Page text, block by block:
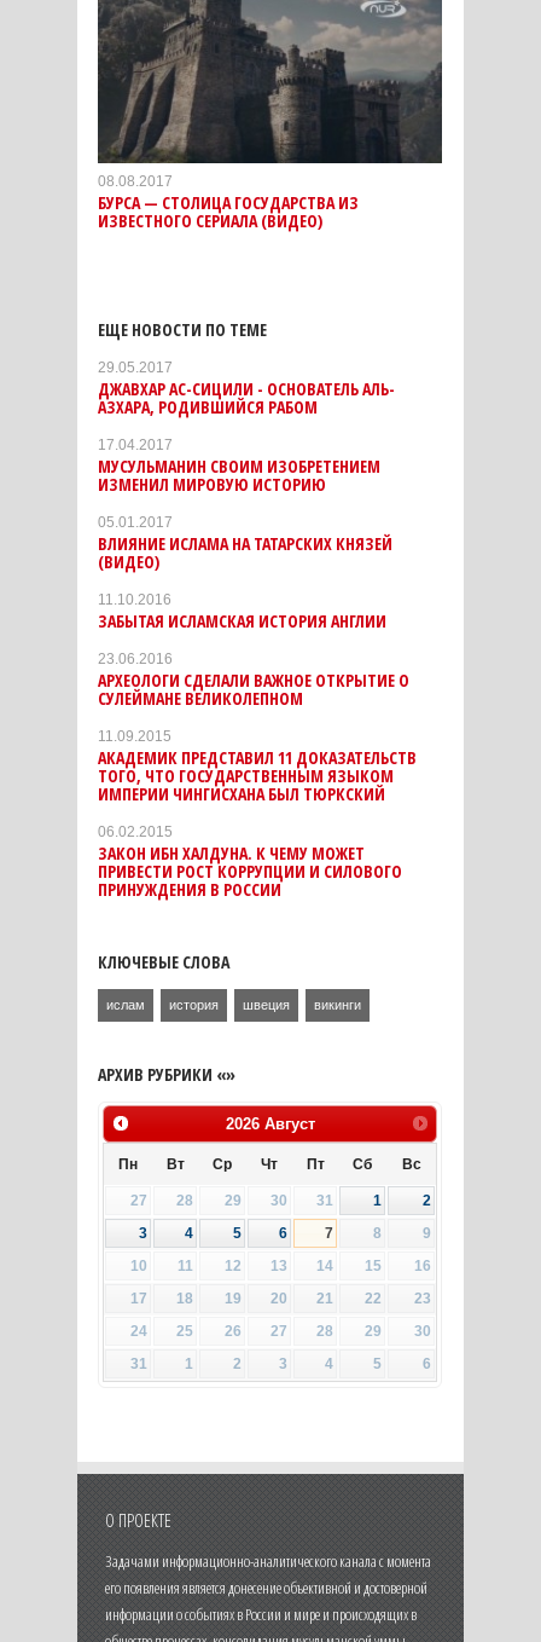
08.08.2017
БУРСА — СТОЛИЦА ГОСУДАРСТВА ИЗ
ИЗВЕСТНОГО СЕРИАЛА (ВИДЕО)
ЕЩЕ НОВОСТИ ПО ТЕМЕ
29.05.2017
ДЖАВХАР АС-СИЦИЛИ - ОСНОВАТЕЛЬ АЛЬ-
АЗХАРА, РОДИВШИЙСЯ РАБОМ
17.04.2017
МУСУЛЬМАНИН СВОИМ ИЗОБРЕТЕНИЕМ
ИЗМЕНИЛ МИРОВУЮ ИСТОРИЮ
05.01.2017
ВЛИЯНИЕ ИСЛАМА НА ТАТАРСКИХ КНЯЗЕЙ
(ВИДЕО)
11.10.2016
ЗАБЫТАЯ ИСЛАМСКАЯ ИСТОРИЯ АНГЛИИ
23.06.2016
АРХЕОЛОГИ СДЕЛАЛИ ВАЖНОЕ ОТКРЫТИЕ О
СУЛЕЙМАНЕ ВЕЛИКОЛЕПНОМ
11.09.2015
АКАДЕМИК ПРЕДСТАВИЛ 11 ДОКАЗАТЕЛЬСТВ
ТОГО, ЧТО ГОСУДАРСТВЕННЫМ ЯЗЫКОМ
ИМПЕРИИ ЧИНГИСХАНА БЫЛ ТЮРКСКИЙ
06.02.2015
ЗАКОН ИБН ХАЛДУНА. К ЧЕМУ МОЖЕТ
ПРИВЕСТИ РОСТ КОРРУПЦИИ И СИЛОВОГО
ПРИНУЖДЕНИЯ В РОССИИ
КЛЮЧЕВЫЕ СЛОВА
ислам история швеция викинги
АРХИВ РУБРИКИ «»
2026 Август
Пн Вт Ср Чт Пт Сб Вс
27 28 29 30 31 1
2
3
4 5 6 7 8
9
10
11 12 13 14 15
16
17
18 19 20 21 22
23
24
25 26 27 28 29
30
31
1 2 3 4 5 6
О ПРОЕКТЕ
Задачами информационно-аналитического канала с момента
его появления является донесение объективной и достоверной
информации о событиях в России и мире и происходящих в